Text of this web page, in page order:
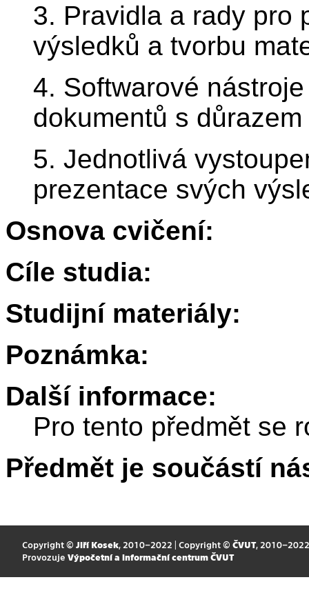
3. Pravidla a rady pro
výsledků a tvorbu
4. Softwarové
dokumentů s
5. Jednotlivá
prezentace svých
Osnova cvičení:
Cíle studia:
Studijní materiály:
Poznámka:
Další informace:
Pro tento předmět se
Předmět je součástí
Copyright © Jiří Kosek, 2010–2022 | Copyright © ČVUT, 2010–2022
Provozuje Výpočetní a informační centrum ČVUT